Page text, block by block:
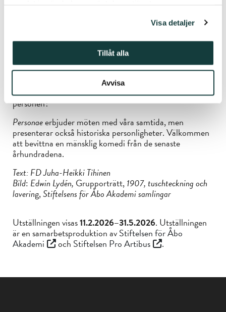
Visa detaljer
Tillåt alla
Avvisa
helt konkret uppenbarar sig här och nu.
Personmotiv kan återge personen själv eller någon sak
eller plats som associeras till personen. Gruppbilder kan
återspegla gruppdynamiken eller presentera gruppen för
resten av världen. Ibland är personmotivet
propagandistiskt, och ibland som ett konstaterande: hen
var här. Framför dig är en person, men hurudan är
personen?
Personaeerbjuder möten med våra samtida, men
presenterar också historiska personligheter. Välkommen
att bevittna en mänsklig komedi från de senaste
århundradena.
Text: FD Juha-Heikki Tihinen
Bild: Edwin Lydén, Grupporträtt,1907, tuschteckning och
lavering,Stiftelsens för Åbo Akademi samlingar
Utställningen visas11.2.2026–31.5.2026. Utställningen
är en samarbetsproduktion avStiftelsen för Åbo
Akademi och Stiftelsen Pro Artibus .